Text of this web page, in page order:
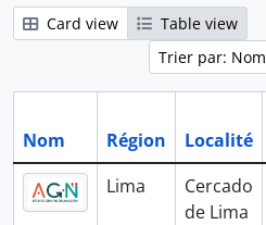
Card view
Table view
Trier par: Nom
Nom Région Localité
Lima
Cercado
de Lima